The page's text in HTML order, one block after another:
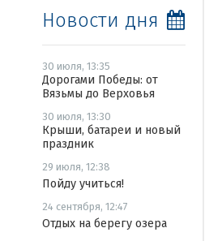
Новости дня
30 июля, 13:35
Дорогами Победы: от
Вязьмы до Верховья
30 июля, 13:30
Крыши, батареи и новый
праздник
29 июля, 12:38
Пойду учиться!
24 сентября, 12:47
Отдых на берегу озера